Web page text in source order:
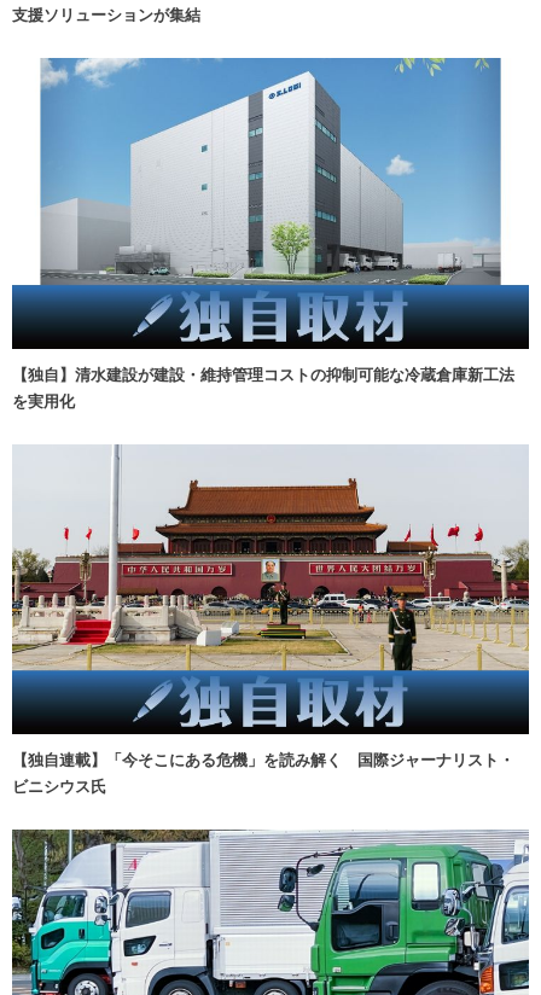
支援ソリューションが集結
【独自】清水建設が建設・維持管理コストの抑制可能な冷蔵倉庫新工法
を実用化
【独自連載】「今そこにある危機」を読み解く 国際ジャーナリスト・
ビニシウス氏